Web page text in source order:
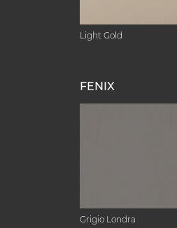
Light Gold
FENIX
Grigio Londra